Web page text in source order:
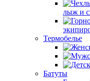
лыж и
Термобелье
Батуты